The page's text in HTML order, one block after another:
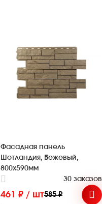
Фасадная панель
Шотландия, Бежевый,
800х590мм
30 заказов
461 ₽ / шт585 ₽